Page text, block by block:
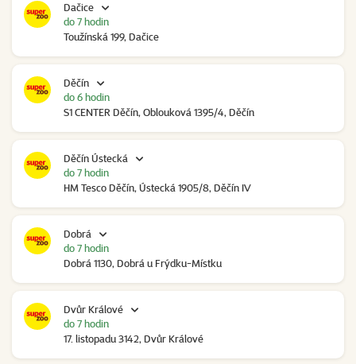
Dačice
Toužínská 199, Dačice
do 7 hodin
Děčín
S1 CENTER Děčín, Oblouková 1395/4, Děčín
do 6 hodin
Děčín Ústecká
HM Tesco Děčín, Ústecká 1905/8, Děčín IV
do 7 hodin
Dobrá
Dobrá 1130, Dobrá u Frýdku-Místku
do 7 hodin
Dvůr Králové
17. listopadu 3142, Dvůr Králové
do 7 hodin